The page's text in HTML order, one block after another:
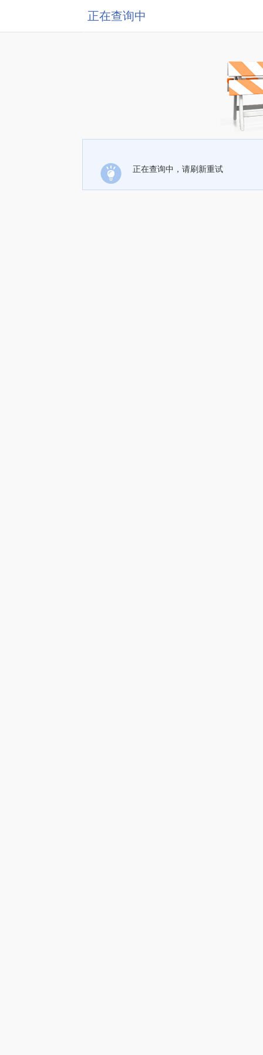
正在查询中
正在查询中，请刷新重试